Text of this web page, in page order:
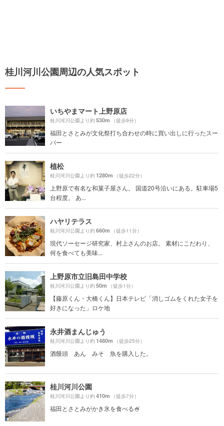
桂川河川公園周辺の人気スポット
いちやまマート上野原店
桂川河川公園より約530m （徒歩9分）
福田とさとみが文化祭打ち合わせの時に買い出しに行ったスー
パー
植松
桂川河川公園より約1280m （徒歩22分）
上野原で有名な和菓子屋さん。 国道20号沿いにある。駐車場5
台程度。 あ...
ハヤリテラス
桂川河川公園より約660m （徒歩11分）
現代ソーセージ研究家、村上さんのお店。 素材にこだわり、
何を食べても美味...
上野原市立旧島田中学校
桂川河川公園より約50m （徒歩1分）
【藤原くん・大橋くん】日本テレビ「消しゴムをくれた女子を
好きになった」ロケ地
永井酒まんじゅう
桂川河川公園より約1480m （徒歩25分）
酒饅頭 あん みそ 魚を購入した。
桂川河川公園
桂川河川公園より約410m （徒歩7分）
福田とさとみがかき氷を食べる🍧